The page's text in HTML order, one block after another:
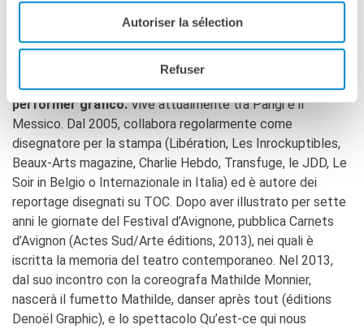
Autoriser la sélection
Refuser
BIO
François Olislaeger è disegnatore, fumettista e
performer grafico.Vive attualmente tra Parigi e il
Messico. Dal 2005, collabora regolarmente come
disegnatore per la stampa (Libération, Les Inrockuptibles,
Beaux-Arts magazine, Charlie Hebdo, Transfuge, le JDD, Le
Soir in Belgio o Internazionale in Italia) ed è autore dei
reportage disegnati su TOC. Dopo aver illustrato per sette
anni le giornate del Festival d’Avignone, pubblica Carnets
d’Avignon (Actes Sud/Arte éditions, 2013), nei quali è
iscritta la memoria del teatro contemporaneo. Nel 2013,
dal suo incontro con la coreografa Mathilde Monnier,
nascerà il fumetto Mathilde, danser après tout (éditions
Denoël Graphic), e lo spettacolo Qu’est-ce qui nous